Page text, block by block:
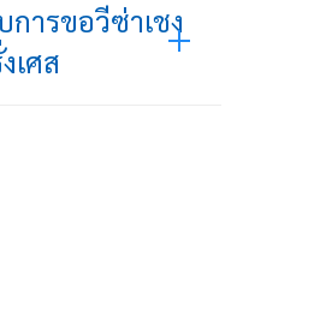
การขอวีซ่าเชง
เศส